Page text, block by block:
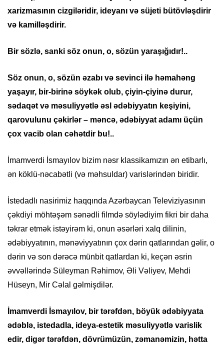
xarizmasının cizgiləridir, ideyanı və süjeti bütövləşdirir
və kamilləşdirir.
Bir sözlə, sanki söz onun, o, sözün yaraşığıdır!..
Söz onun, o, sözün əzabı və sevinci ilə həmahəng
yaşayır, bir-birinə söykək olub, çiyin-çiyinə durur,
sədaqət və məsuliyyətlə əsl ədəbiyyatın keşiyini,
qarovulunu çəkirlər – məncə, ədəbiyyat adamı üçün
çox vacib olan cəhətdir bu!..
İmamverdi İsmayılov bizim nəsr klassikamızın ən etibarlı,
ən köklü-nəcabətli (və məhsuldar) varislərindən biridir.
İstedadlı nasirimiz haqqında Azərbaycan Televiziyasının
çəkdiyi möhtəşəm sənədli filmdə söylədiyim fikri bir daha
təkrar etmək istəyirəm ki, onun əsərləri xalq dilinin,
ədəbiyyatının, mənəviyyatının çox dərin qatlarından gəlir, o
dərin və son dərəcə münbit qatlardan ki, keçən əsrin
əvvəllərində Süleyman Rəhimov, Əli Vəliyev, Mehdi
Hüseyn, Mir Cəlal gəlmişdilər.
İmamverdi İsmayılov, bir tərəfdən, böyük ədəbiyyata
ədəblə, istedadla, ideya-estetik məsuliyyətlə varislik
edir, digər tərəfdən, dövrümüzün, zəmanəmizin, hətta